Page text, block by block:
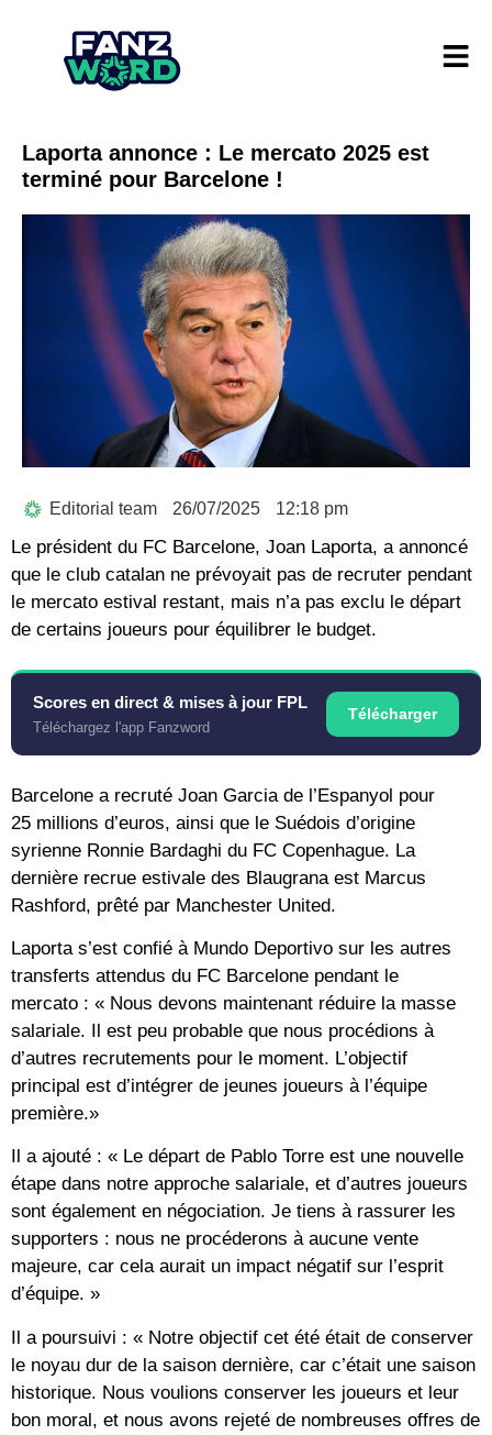
Laporta annonce : Le mercato 2025 est
terminé pour Barcelone !
Editorial team 26/07/2025 12:18 pm
Le président du FC Barcelone, Joan Laporta, a annoncé
que le club catalan ne prévoyait pas de recruter pendant
le mercato estival restant, mais n’a pas exclu le départ
de certains joueurs pour équilibrer le budget.
Scores en direct & mises à jour FPL
Téléchargez l'app Fanzword
Télécharger
Barcelone a recruté Joan Garcia de l’Espanyol pour
25 millions d’euros, ainsi que le Suédois d’origine
syrienne Ronnie Bardaghi du FC Copenhague. La
dernière recrue estivale des Blaugrana est Marcus
Rashford, prêté par Manchester United.
Laporta s’est confié à Mundo Deportivo sur les autres
transferts attendus du FC Barcelone pendant le
mercato : « Nous devons maintenant réduire la masse
salariale. Il est peu probable que nous procédions à
d’autres recrutements pour le moment. L’objectif
principal est d’intégrer de jeunes joueurs à l’équipe
première.»
Il a ajouté : « Le départ de Pablo Torre est une nouvelle
étape dans notre approche salariale, et d’autres joueurs
sont également en négociation. Je tiens à rassurer les
supporters : nous ne procéderons à aucune vente
majeure, car cela aurait un impact négatif sur l’esprit
d’équipe. »
Il a poursuivi : « Notre objectif cet été était de conserver
le noyau dur de la saison dernière, car c’était une saison
historique. Nous voulions conserver les joueurs et leur
bon moral, et nous avons rejeté de nombreuses offres de